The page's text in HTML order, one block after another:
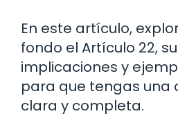
En este artículo,
fondo el Artículo 22,
implicaciones y
para que tengas una
clara y completa.